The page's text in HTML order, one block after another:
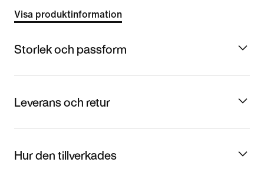
Visa produktinformation
Storlek och passform
Leverans och retur
Hur den tillverkades